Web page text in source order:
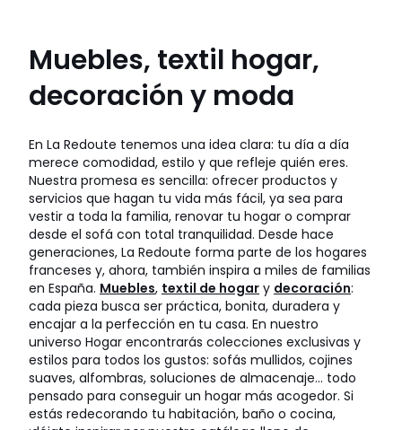
Muebles, textil hogar,
decoración y moda
En La Redoute tenemos una idea clara: tu día a día
merece comodidad, estilo y que refleje quién eres.
Nuestra promesa es sencilla: ofrecer productos y
servicios que hagan tu vida más fácil, ya sea para
vestir a toda la familia, renovar tu hogar o comprar
desde el sofá con total tranquilidad. Desde hace
generaciones, La Redoute forma parte de los hogares
franceses y, ahora, también inspira a miles de familias
en España. Muebles, textil de hogar y decoración:
cada pieza busca ser práctica, bonita, duradera y
encajar a la perfección en tu casa. En nuestro
universo Hogar encontrarás colecciones exclusivas y
estilos para todos los gustos: sofás mullidos, cojines
suaves, alfombras, soluciones de almacenaje… todo
pensado para conseguir un hogar más acogedor. Si
estás redecorando tu habitación, baño o cocina,